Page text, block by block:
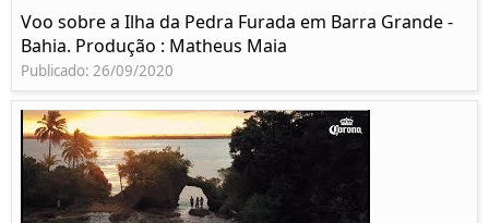
Voo sobre a Ilha da Pedra Furada em Barra Grande -
Bahia. Produção : Matheus Maia
Publicado: 26/09/2020